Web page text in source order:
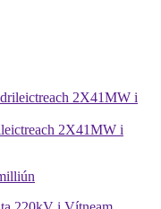
2X41MW i